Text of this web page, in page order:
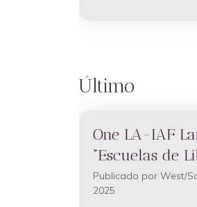
Último
One LA-IAF
“Escuelas de
Publicado por West/
2025